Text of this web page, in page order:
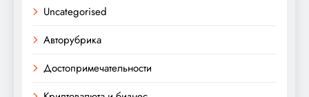
Uncategorised
Авторубрика
Достопримечательности